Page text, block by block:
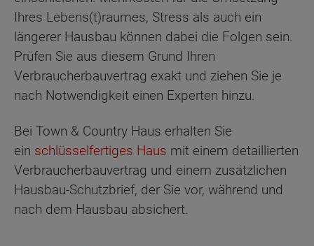
Ihres Lebens(t)raumes, Stress als auch ein
längerer Hausbau können dabei die Folgen sein.
Prüfen Sie aus diesem Grund Ihren
Verbraucherbauvertrag exakt und ziehen Sie je
nach Notwendigkeit einen Experten hinzu.
Bei Town & Country Haus erhalten Sie
ein schlüsselfertiges Haus mit einem detaillierten
Verbraucherbauvertrag und einem zusätzlichen
Hausbau-Schutzbrief, der Sie vor, während und
nach dem Hausbau absichert.